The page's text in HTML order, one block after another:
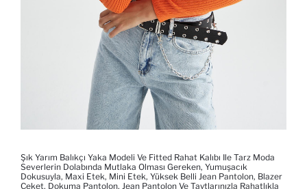
Şık Yarım Balıkçı Yaka Modeli Ve Fitted Rahat Kalıbı Ile Tarz Moda
Severlerin Dolabında Mutlaka Olması Gereken, Yumuşacık
Dokusuyla, Maxi Etek, Mini Etek, Yüksek Belli Jean Pantolon, Blazer
Ceket, Dokuma Pantolon, Jean Pantolon Ve Taytlarınızla Rahatlıkla